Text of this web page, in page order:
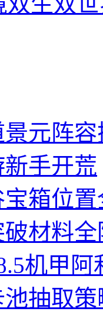
元阵
手开荒
箱位
材料
机甲
抽取